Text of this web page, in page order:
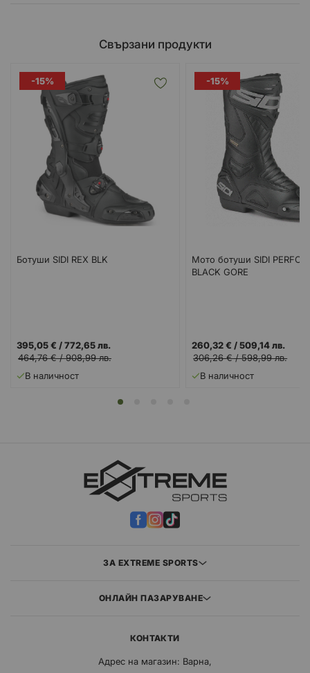
Свързани продукти
-15%
Ботуши SIDI REX BLK
395,05 € /772,65 лв.
464,76 €/908,99 лв.
В наличност
-15%
Мото ботуши SIDI
BLACK GORE
260,32 € /509,14 лв.
306,26 €/598,99 лв.
В наличност
ЗА EXTREME SPORTS
ОНЛАЙН ПАЗАРУВАНЕ
КОНТАКТИ
Адрес на магазин: Варна,